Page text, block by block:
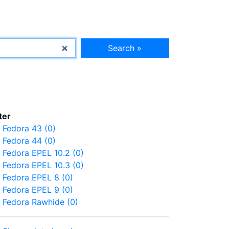
Search »
Fedora 43 (0)
Fedora 44 (0)
Fedora EPEL 10.2 (0)
Fedora EPEL 10.3 (0)
Fedora EPEL 8 (0)
Fedora EPEL 9 (0)
Fedora Rawhide (0)